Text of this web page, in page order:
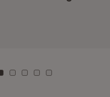
Zu Kachel: 0
Zu Kachel: 3
Zu Kachel: 6
Zu Kachel: 9
Zu Kachel: 12